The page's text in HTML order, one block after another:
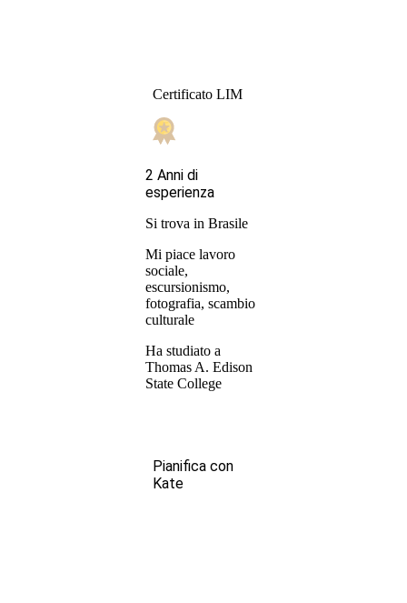
Certificato LIM
2 Anni di
esperienza
Si trova in Brasile
Mi piace lavoro
sociale,
escursionismo,
fotografia, scambio
culturale
Ha studiato a
Thomas A. Edison
State College
Pianifica con
Kate